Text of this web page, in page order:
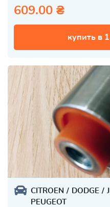
609.00 ₴
купить в
CITROEN DODGE
PEUGEOT